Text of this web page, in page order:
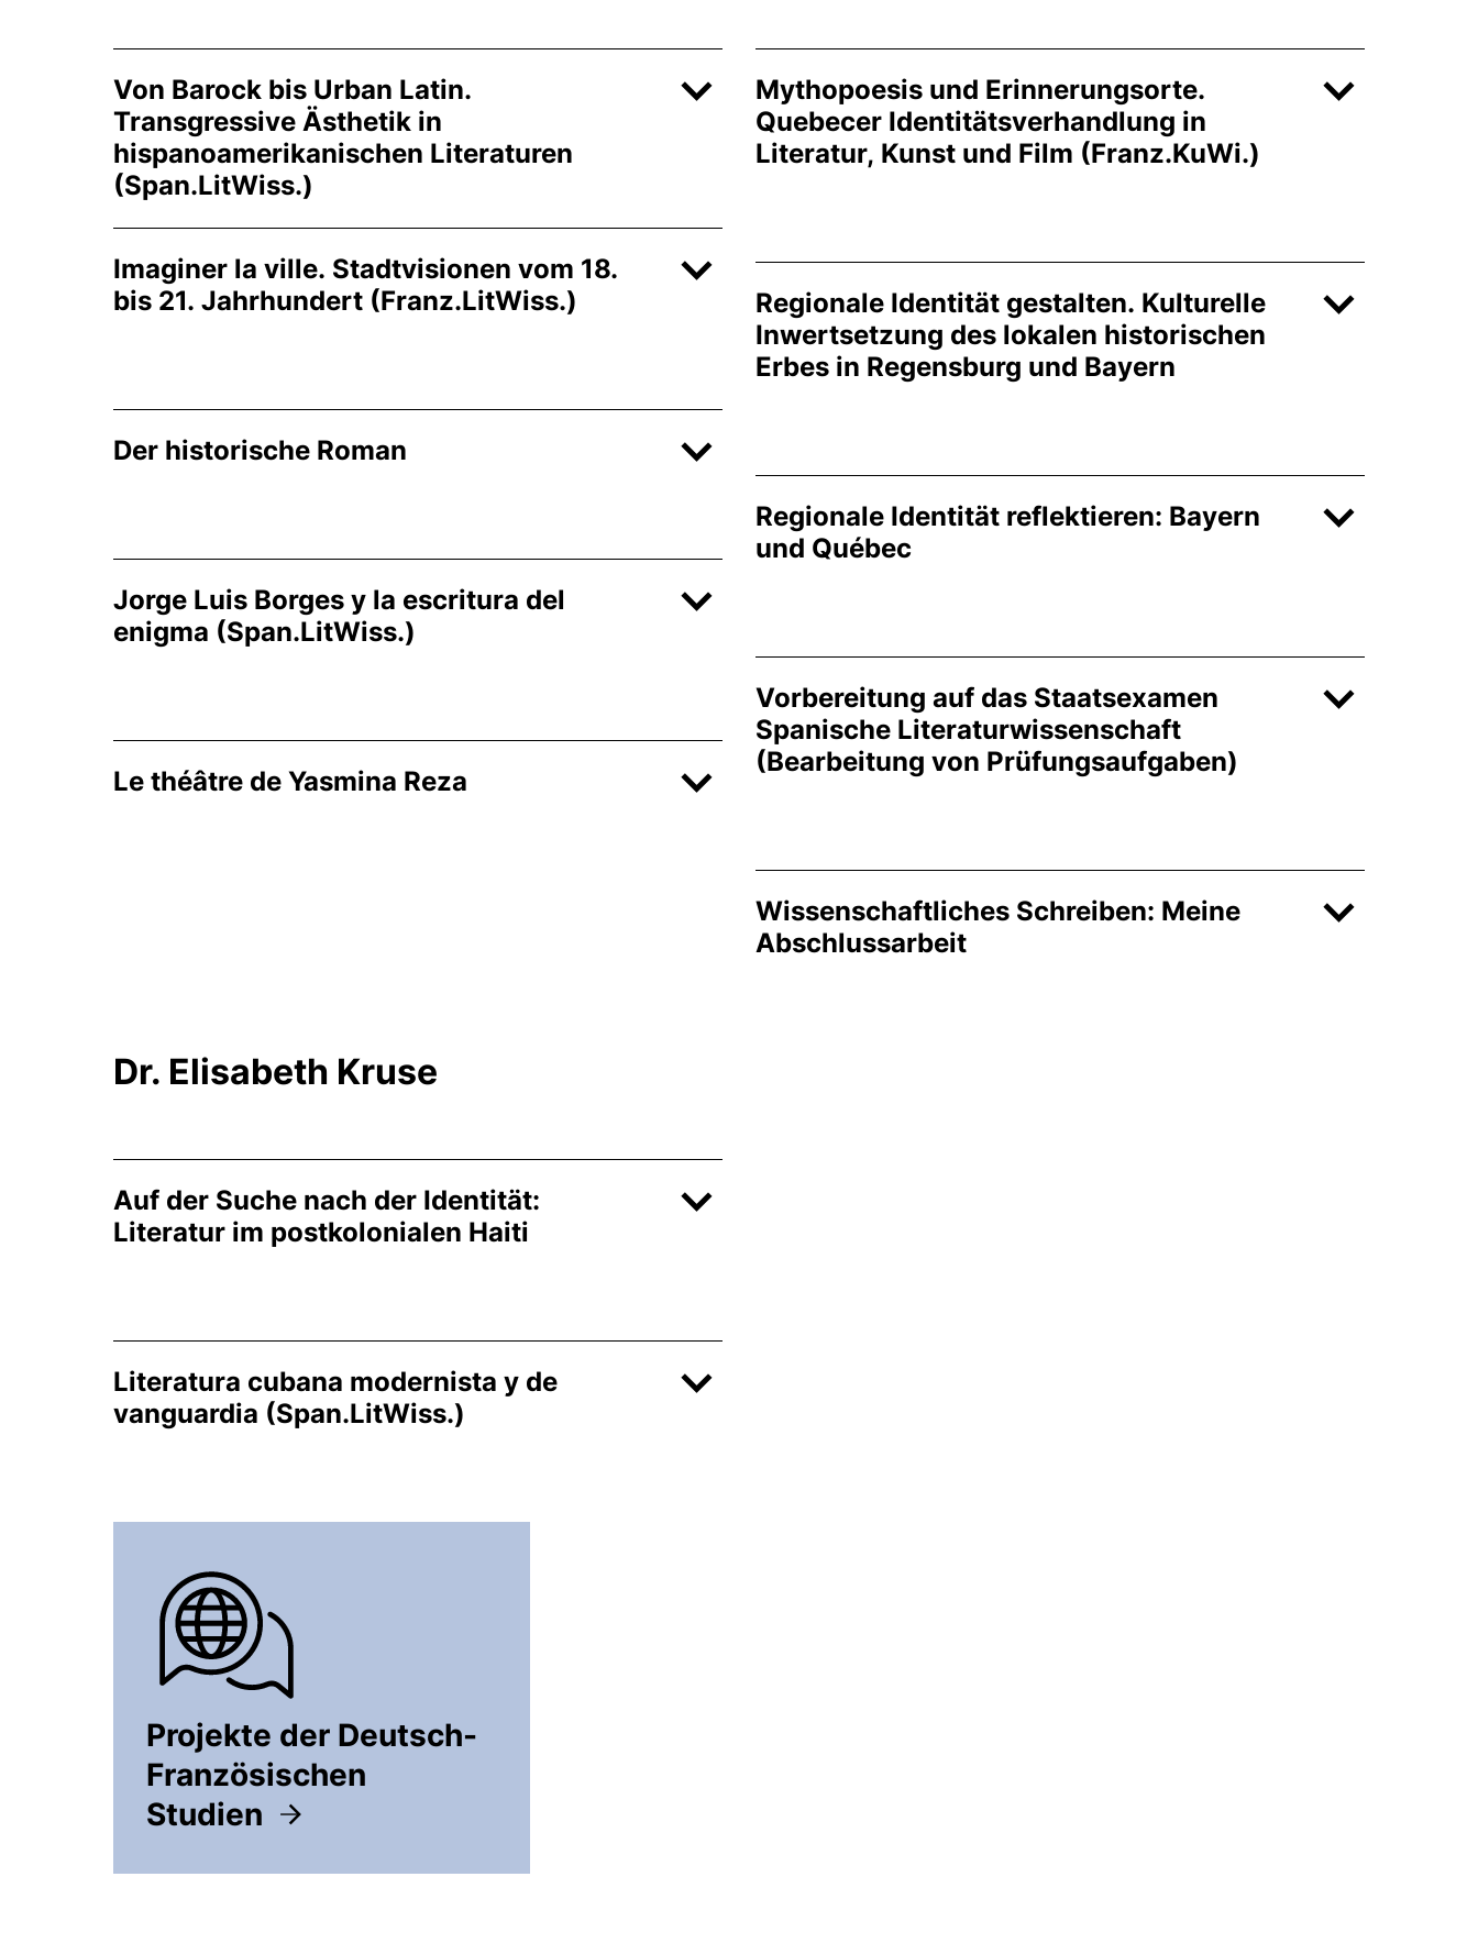
Von Barock bis Urban Latin.
Transgressive Ästhetik in
hispanoamerikanischen Literaturen
(Span.LitWiss.)
Imaginer la ville. Stadtvisionen vom 18.
bis 21. Jahrhundert (Franz.LitWiss.)
Der historische Roman
Jorge Luis Borges y la escritura del
enigma (Span.LitWiss.)
Le théâtre de Yasmina Reza
Mythopoesis und Erinnerungsorte.
Quebecer Identitätsverhandlung in
Literatur, Kunst und Film (Franz.KuWi.)
Regionale Identität gestalten. Kulturelle
Inwertsetzung des lokalen historischen
Erbes in Regensburg und Bayern
Regionale Identität reflektieren: Bayern
und Québec
Vorbereitung auf das Staatsexamen
Spanische Literaturwissenschaft
(Bearbeitung von Prüfungsaufgaben)
Wissenschaftliches Schreiben: Meine
Abschlussarbeit
Dr. Elisabeth Kruse
Auf der Suche nach der Identität:
Literatur im postkolonialen Haiti
Literatura cubana modernista y de
vanguardia (Span.LitWiss.)
Projekte der Deutsch-
Französischen
Studien